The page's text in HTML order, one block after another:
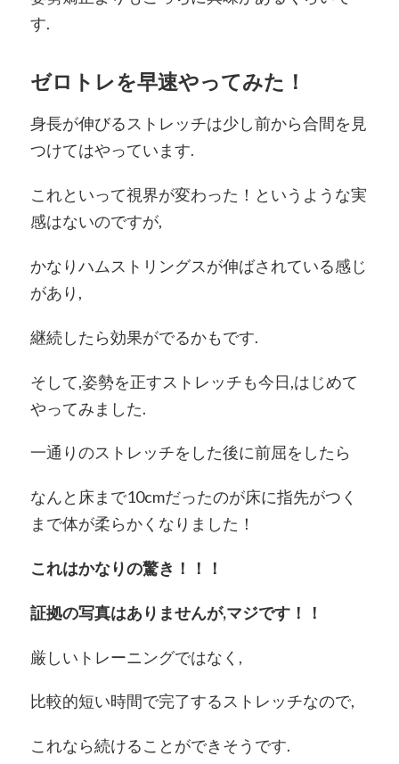
す.
ゼロトレを早速やってみた！
身長が伸びるストレッチは少し前から合間を見
つけてはやっています.
これといって視界が変わった！というような実
感はないのですが,
かなりハムストリングスが伸ばされている感じ
があり,
継続したら効果がでるかもです.
そして,姿勢を正すストレッチも今日,はじめて
やってみました.
一通りのストレッチをした後に前屈をしたら
なんと床まで10cmだったのが床に指先がつく
まで体が柔らかくなりました！
これはかなりの驚き！！！
証拠の写真はありませんが,マジです！！
厳しいトレーニングではなく,
比較的短い時間で完了するストレッチなので,
これなら続けることができそうです.